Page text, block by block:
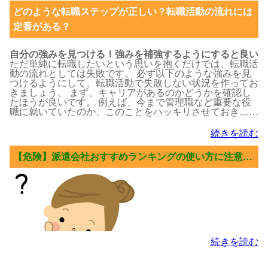
どのような転職ステップが正しい？転職活動の流れには
定番がある？
自分の強みを見つける！強みを補強するようにすると良い
ただ単純に転職したいという思いを抱くだけでは、転職活
動の流れとしては失敗です。 必ず以下のような強みを見
つけるようにして、転職活動で失敗しない状況を作ってお
きましょう。 まず、キャリアがあるのかどうかを確認し
たほうが良いです。 例えば、今まで管理職など重要な役
職に就いていたのか、このことをハッキリさせておき……
続きを読む
【危険】派遣会社おすすめランキングの使い方に注意…
続きを読む